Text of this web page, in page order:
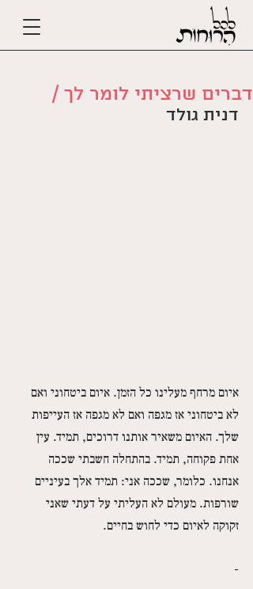
דברים שרציתי לומר לך /
דנית גולד
איום מרחף מעלינו כל הזמן. איום ביטחוני ואם
לא ביטחוני אז מגפה ואם לא מגפה אז העייפות
שלך. האיום משאיר אותנו דרוכים, תמיד. עין
אחת פקוחה, תמיד. בהתחלה חשבתי שככה
אנחנו. כלומר, שככה אני: תמיד אלך בעיניים
שורפות. מעולם לא העליתי על דעתי שאני
זקוקה לאיום כדי לחוש בחיים.
-